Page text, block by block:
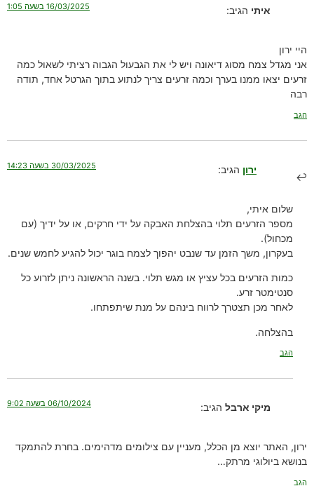
איתי הגיב: 16/03/2025 בשעה 1:05
היי ירון
אני מגדל צמח מסוג דיאונה ויש לי את הגבעול הגבוה רציתי לשאול כמה
זרעים יצאו ממנו בערך וכמה זרעים צריך לנתוע בתוך הגרטל אחד, תודה
רבה
הגב
ירון הגיב: 30/03/2025 בשעה 14:23
שלום איתי,
מספר הזרעים תלוי בהצלחת האבקה על ידי חרקים, או על ידיך (עם
מכחול).
בעקרון, משך הזמן עד שנבט יהפוך לצמח בוגר יכול להגיע לחמש שנים.
כמות הזרעים בכל עציץ או מגש תלוי. בשנה הראשונה ניתן לזרוע כל
סנטימטר זרע.
לאחר מכן תצטרך לרווח בינהם על מנת שיתפתחו.
בהצלחה.
הגב
מיקי ארבל הגיב: 06/10/2024 בשעה 9:02
ירון, האתר יוצא מן הכלל, מעניין עם צילומים מדהימים. בחרת להתמקד
בנושא ביולוגי מרתק…
הגב